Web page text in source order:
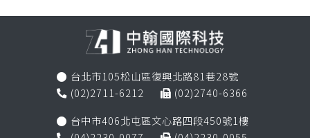
 台北市105松山區復興北路81巷28號
 (02)2711-6212  (02)2740-6366
 台中市406北屯區文心路四段450號1樓